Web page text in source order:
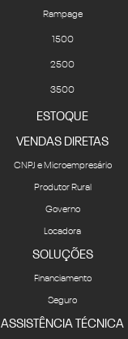
Rampage
1500
2500
3500
ESTOQUE
VENDAS DIRETAS
CNPJ e Microempresário
Produtor Rural
Governo
Locadora
SOLUÇÕES
Financiamento
Seguro
ASSISTÊNCIA TÉCNICA